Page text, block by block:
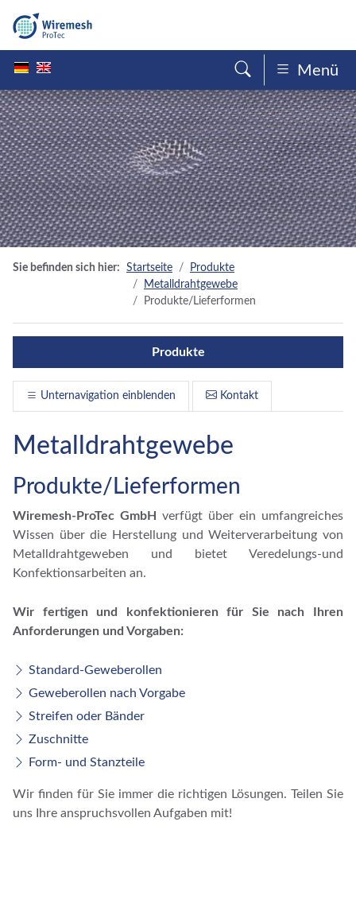
Menü
Sie befinden sich hier: Startseite
Produkte
Metalldrahtgewebe
Produkte/Lieferformen
Produkte
Unternavigation einblenden Kontakt
Metalldrahtgewebe
Produkte/Lieferformen
Wiremesh-ProTec GmbH
verfügt über ein umfangreiches
Wissen über die Herstellung und Weiterverarbeitung von
Metalldrahtgeweben und bietet Veredelungs-und
Konfektionsarbeiten an.
Wir fertigen und konfektionieren für Sie nach Ihren
Anforderungen und Vorgaben:
Standard-Geweberollen
Geweberollen nach Vorgabe
Streifen oder Bänder
Zuschnitte
Form- und Stanzteile
Wir finden für Sie immer die richtigen Lösungen. Teilen Sie
uns Ihre anspruchsvollen Aufgaben mit!